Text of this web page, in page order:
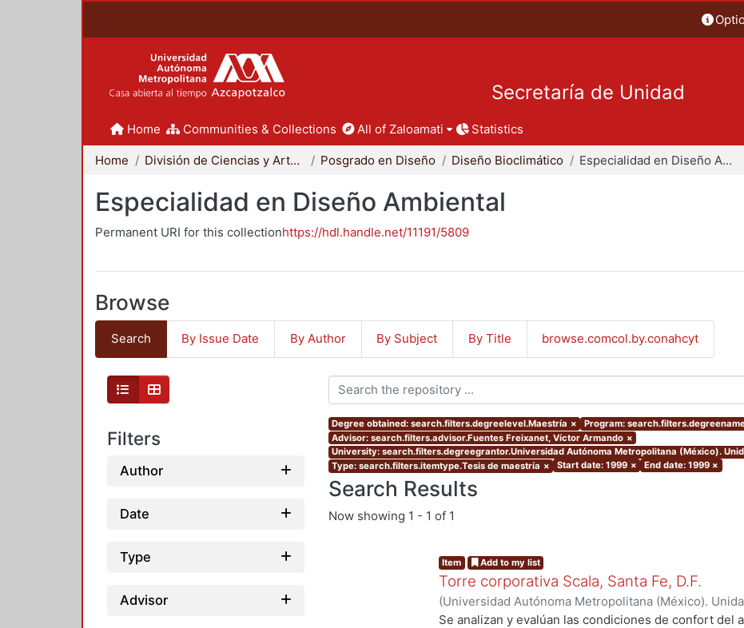
Secretaría de Unidad
Home Communities & Collections All of Zaloamati Statistics
Home División de Ciencias y Artes para el Diseño Posgrado en Diseño Diseño Bioclimático Especialidad en Diseño Ambiental
Especialidad en Diseño Ambiental
Permanent URI for this collectionhttps://hdl.handle.net/11191/5809
Browse
Search By Issue Date By Author By Subject By Title browse.comcol.by.conahcyt
Filters
Author
Date
Type
Advisor
Degree obtained: search.filters.degreelevel.Maestría × Program:
Advisor: search.filters.advisor.Fuentes Freixanet, Víctor Armando ×
University: search.filters.degreegrantor.Universidad Autónoma Metropolitana (México).
Type: search.filters.itemtype.Tesis de maestría × Start date: 1999 × End date: 1999 ×
Search Results
Now showing 1 - 1 of 1
Item Add to my list
Torre corporativa Scala, Santa Fe, D.F.
(Universidad Autónoma Metropolitana (México).
de Servicios de Información.,1999)Corro Eguia,
Se analizan y evalúan las condiciones de confort del